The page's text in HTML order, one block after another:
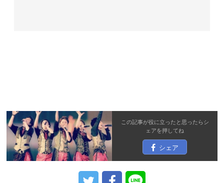
この記事が役に立ったと思ったらシ
ェアを押してね
シェア